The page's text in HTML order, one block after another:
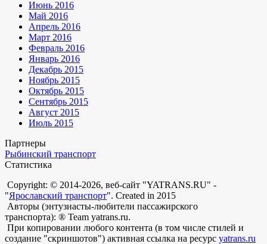
Июнь 2016
Май 2016
Апрель 2016
Март 2016
Февраль 2016
Январь 2016
Декабрь 2015
Ноябрь 2015
Октябрь 2015
Сентябрь 2015
Август 2015
Июль 2015
Партнеры
Рыбинский транспорт
Статистика
Copyright: © 2014-2026, веб-сайт "YATRANS.RU" -
"Ярославский транспорт". Created in 2015
Авторы (энтузиасты-любители пассажирского
транспорта): ® Team yatrans.ru.
При копировании любого контента (в том числе стилей и
создание "скриншотов") активная ссылка на ресурс yatrans.ru